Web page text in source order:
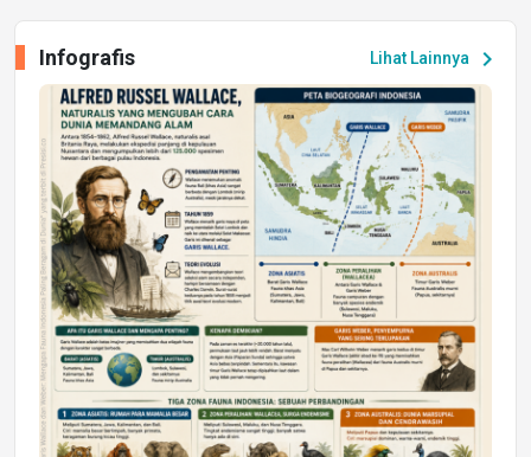
Peluang Kerja dan Magang
Jumat, 17 Jul 2026 22:30
DAERAH
Astra Motor Kalimantan Timur 2 Dukung
Mahasiswa Samarinda dalam Astra
Honda SDGs Future Leaders 2026
Jumat, 10 Jul 2026 19:01
Lihat Lainnya chevron_right
Infografis